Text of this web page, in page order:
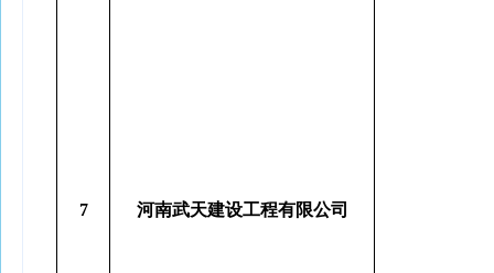
7 河南武天建设工程有限公司